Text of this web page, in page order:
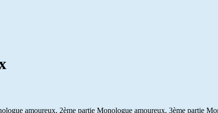
amoureux, 2ème partie Monologue amoureux, 3ème partie